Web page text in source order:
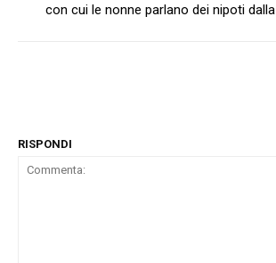
con cui le nonne parlano dei nipoti
RISPONDI